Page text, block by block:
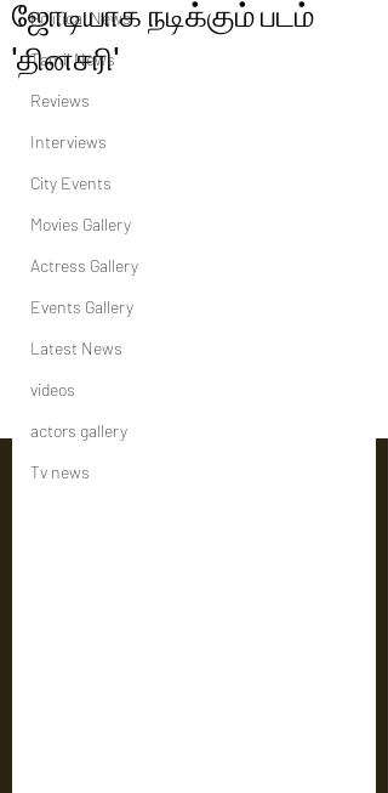
Political News
Tamil News
Reviews
Interviews
City Events
Movies Gallery
Actress Gallery
Events Gallery
Latest News
videos
actors gallery
Tv news
ஜோடியாக நடிக்கும் படம்
'தினசரி'